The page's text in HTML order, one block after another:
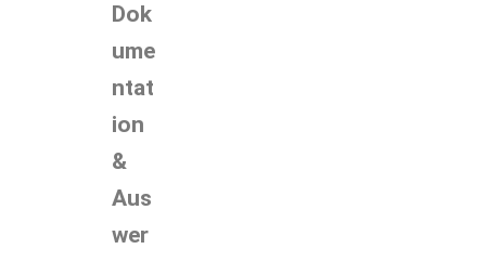
Dok
ume
ntat
ion
&
Aus
wer